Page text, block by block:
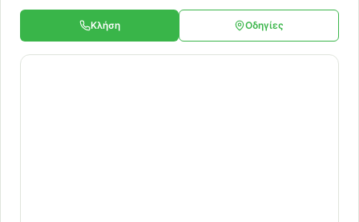
Κλήση Οδηγίες